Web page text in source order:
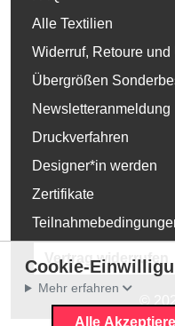
Alle Textilien
Widerruf, Retoure und
Übergrößen
Newsletteranmeldung
Druckverfahren
Designer*in werden
Zertifikate
Vertrag widerrufen
Cookie-
Mehr erfahren
Alle